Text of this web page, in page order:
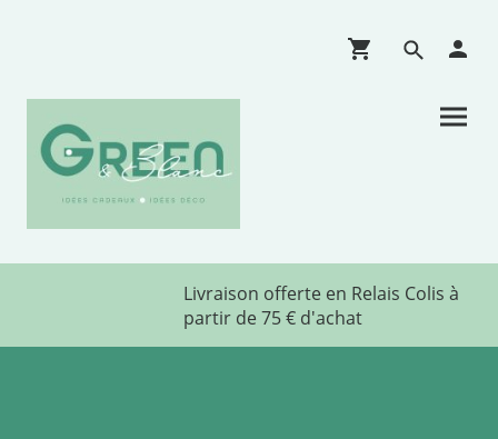
Livraison offerte en Relais Colis à
partir de 75 € d'achat